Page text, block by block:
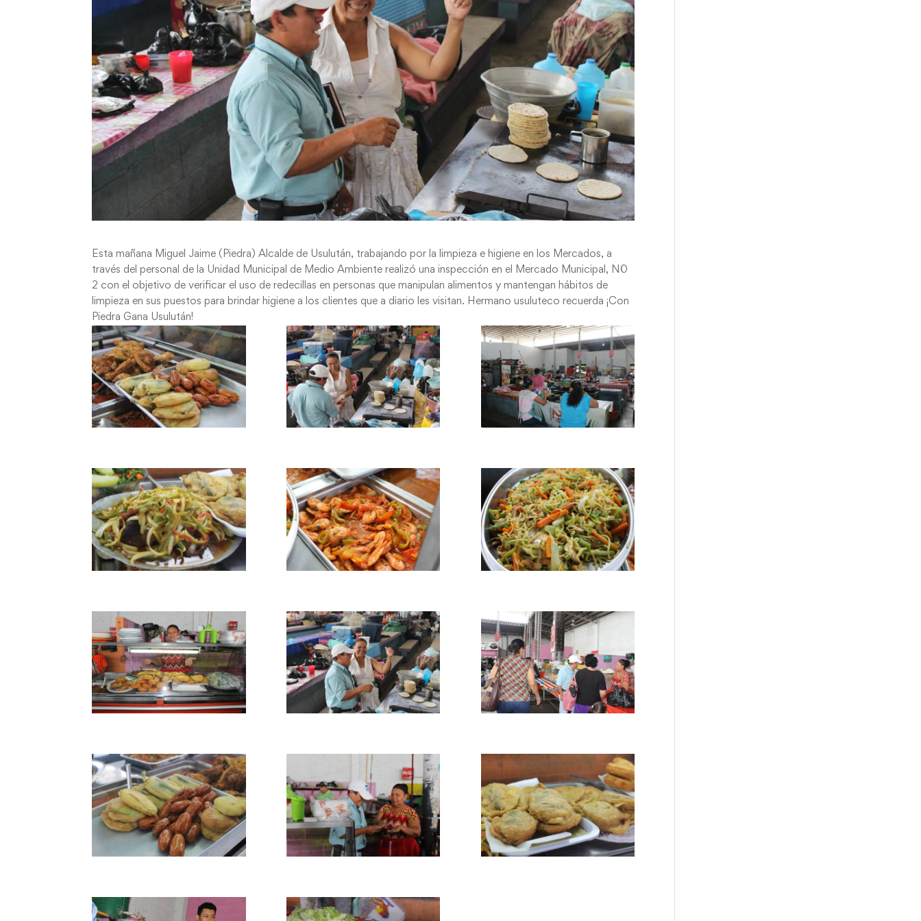
Esta mañana Miguel Jaime (Piedra) Alcalde de Usulután, trabajando por la limpieza e higiene en los Mercados, a
través del personal de la Unidad Municipal de Medio Ambiente realizó una inspección en el Mercado Municipal, N0
2 con el objetivo de verificar el uso de redecillas en personas que manipulan alimentos y mantengan hábitos de
limpieza en sus puestos para brindar higiene a los clientes que a diario les visitan. Hermano usuluteco recuerda ¡Con
Piedra Gana Usulután!